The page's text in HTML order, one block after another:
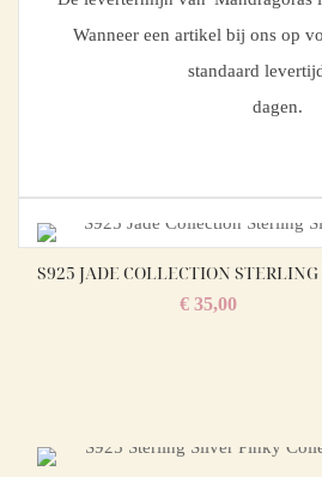
Wanneer een artikel bij ons op
standaard
dagen.
S925 JADE COLLECTION STERLING
€ 35,00